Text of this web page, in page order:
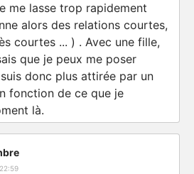
me lasse trop rapidement
alors des relations courtes,
courtes ... ) . Avec une fille,
que je peux me poser
donc plus attirée par un
fonction de ce que je
là.